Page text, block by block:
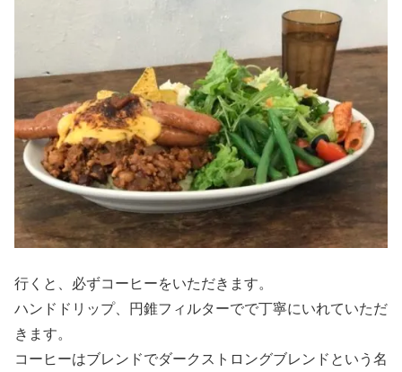
行くと、必ずコーヒーをいただきます。
ハンドドリップ、円錐フィルターでで丁寧にいれていただ
きます。
コーヒーはブレンドでダークストロングブレンドという名